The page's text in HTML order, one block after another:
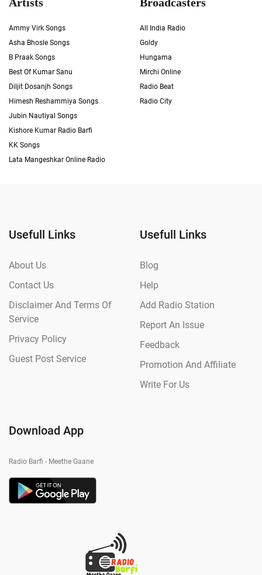
Ammy Virk Songs
Asha Bhosle Songs
B Praak Songs
Best Of Kumar Sanu
Diljit Dosanjh Songs
Himesh Reshammiya Songs
Jubin Nautiyal Songs
Kishore Kumar Radio Barfi
KK Songs
Lata Mangeshkar Online Radio
All India Radio
Goldy
Hungama
Mirchi Online
Radio Beat
Radio City
Usefull Links
About Us
Contact Us
Disclaimer And Terms Of
Service
Privacy Policy
Guest Post Service
Usefull Links
Blog
Help
Add Radio Station
Report An Issue
Feedback
Promotion And Affiliate
Write For Us
Download App
Radio Barfi - Meethe Gaane